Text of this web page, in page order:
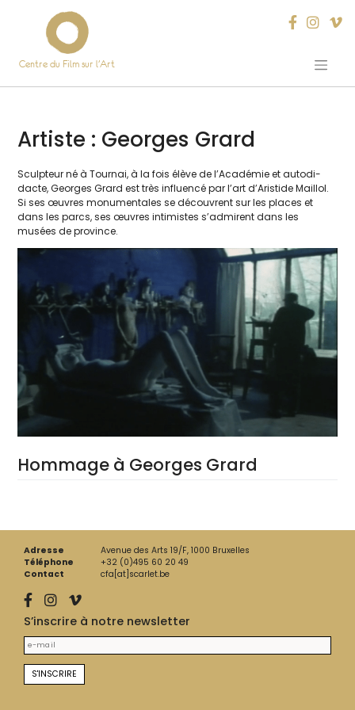
Centre du Film sur l’Art
Artiste : Georges Grard
Sculpteur né à Tournai, à la fois élève de l’Académie et auto­di­
dacte, Georges Grard est très influen­cé par l’art d’Aristide Maillol.
Si ses œuvres monu­men­tales se découvrent sur les places et
dans les parcs, ses œuvres inti­mistes s’admirent dans les
musées de province.
Hommage à Georges Grard
Adresse
Avenue des Arts 19/F, 1000 Bruxelles
Téléphone
+32 (0)495 60 20 49
Contact
cfa[at]scarlet.be
S’inscrire à notre newsletter